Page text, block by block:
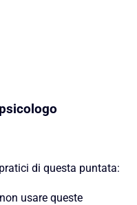
di questa puntata:
usare queste